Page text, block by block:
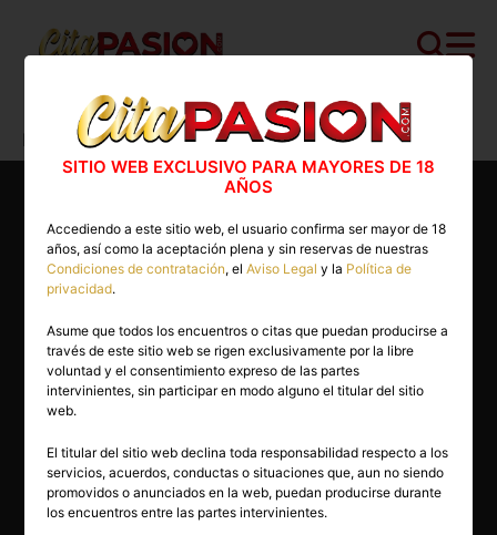
Cita PASION.COM>Escorts>Barcelona>
Barcelona capital> Biyom
28 años
BIYOM
SITIO WEB EXCLUSIVO PARA MAYORES DE 18
AÑOS
Accediendo a este sitio web, el usuario confirma ser mayor de 18
años, así como la aceptación plena y sin reservas de nuestras
Condiciones de contratación, elAviso Legal y la Política de
privacidad.
Asume que todos los encuentros o citas que puedan producirse a
través de este sitio web se rigen exclusivamente por la libre
voluntad y el consentimiento expreso de las partes
intervinientes, sin participar en modo alguno el titular del sitio
web.
El titular del sitio web declina toda responsabilidad respecto a los
servicios, acuerdos, conductas o situaciones que, aun no siendo
promovidos o anunciados en la web, puedan producirse durante
los encuentros entre las partes intervinientes.